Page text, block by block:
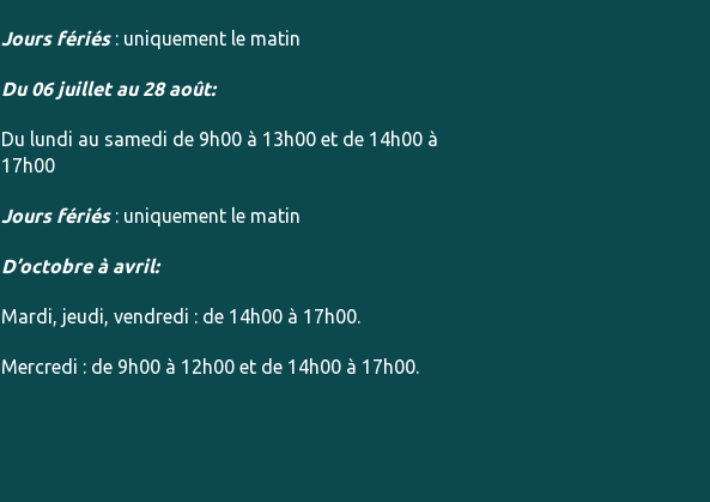
Jours fériés: uniquement le matin
Du 06 juillet au 28 août:
Du lundi au samedi de 9h00 à 13h00 et de 14h00 à
17h00
Jours fériés: uniquement le matin
D’octobre à avril:
Mardi, jeudi, vendredi : de 14h00 à 17h00.
Mercredi : de 9h00 à 12h00 et de 14h00 à 17h00.